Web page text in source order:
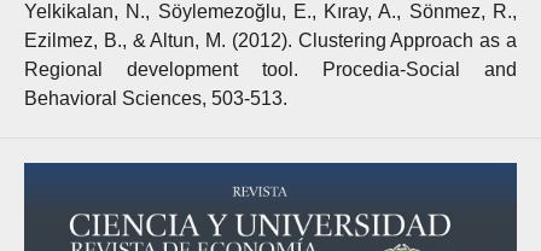
Yelkikalan, N., Söylemezoğlu, E., Kıray, A., Sönmez, R.,
Ezilmez, B., & Altun, M. (2012). Clustering Approach as a
Regional development tool. Procedia-Social and
Behavioral Sciences, 503-513.